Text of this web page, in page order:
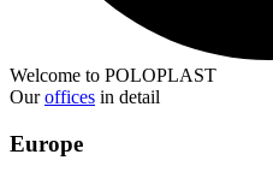
Welcome to POLOPLAST
Ouroffices in detail
Europe